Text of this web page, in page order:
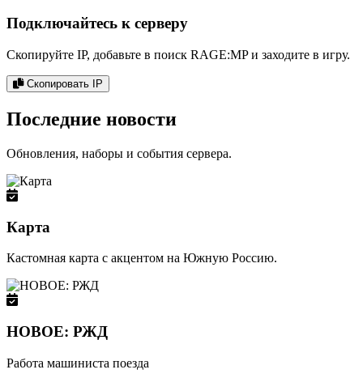
Подключайтесь к серверу
Скопируйте IP, добавьте в поиск RAGE:MP и заходите в игру.
Скопировать IP
Последние новости
Обновления, наборы и события сервера.
Карта
Кастомная карта с акцентом на Южную Россию.
НОВОЕ: РЖД
Работа машиниста поезда